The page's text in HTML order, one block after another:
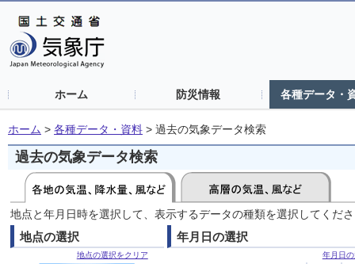
ホーム 防災情報 各種データ・
ホーム > 各種データ・資料 > 過去の気象データ検索
過去の気象データ検索
地点と年月日時を選択して、表示するデータの種類を選択してくだ
地点の選択
地点の選択をクリア
年月日の選択
年月日